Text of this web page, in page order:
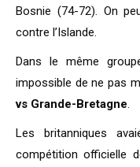
Bosnie (74-72). On
contre l’Islande.
Dans le même
impossible de ne pas
vs Grande-Bretagne.
Les britanniques
compétition officielle